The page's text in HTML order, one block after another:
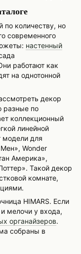
по количеству, но
современного
настенный
работают как
на однотонной
декор
разные по
коллекционный
линейной
модели для
Wonder
Америка»,
Такой декор
комнате,
HIMARS. Если
мелочи у входа,
органайзеров.
собраны в